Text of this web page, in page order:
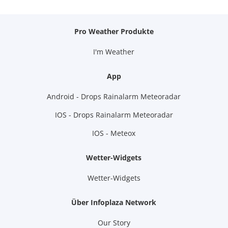
Pro Weather Produkte
I'm Weather
App
Android - Drops Rainalarm Meteoradar
IOS - Drops Rainalarm Meteoradar
IOS - Meteox
Wetter-Widgets
Wetter-Widgets
Über Infoplaza Network
Our Story